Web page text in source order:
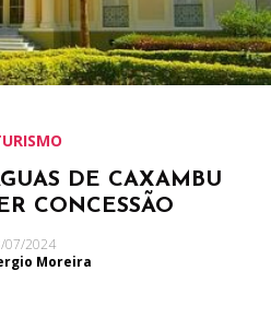
DE CAXAMBU
CONCESSÃO
07/2024
Moreira